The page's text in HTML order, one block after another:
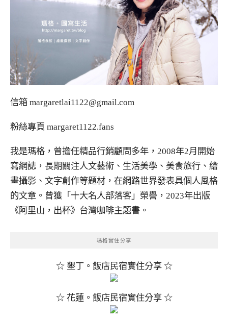
信箱 margaretlai1122@gmail.com
粉絲專頁 margaret1122.fans
我是瑪格，曾擔任精品行銷顧問多年，2008年2月開始
寫網誌，長期關注人文藝術、生活美學、美食旅行、繪
畫攝影、文字創作等題材，在網路世界發表具個人風格
的文章。曾獲「十大名人部落客」榮譽，2023年出版
《阿里山，出杯》台灣咖啡主題書。
瑪格實住分享
☆ 墾丁。飯店民宿實住分享 ☆
☆ 花蓮。飯店民宿實住分享 ☆